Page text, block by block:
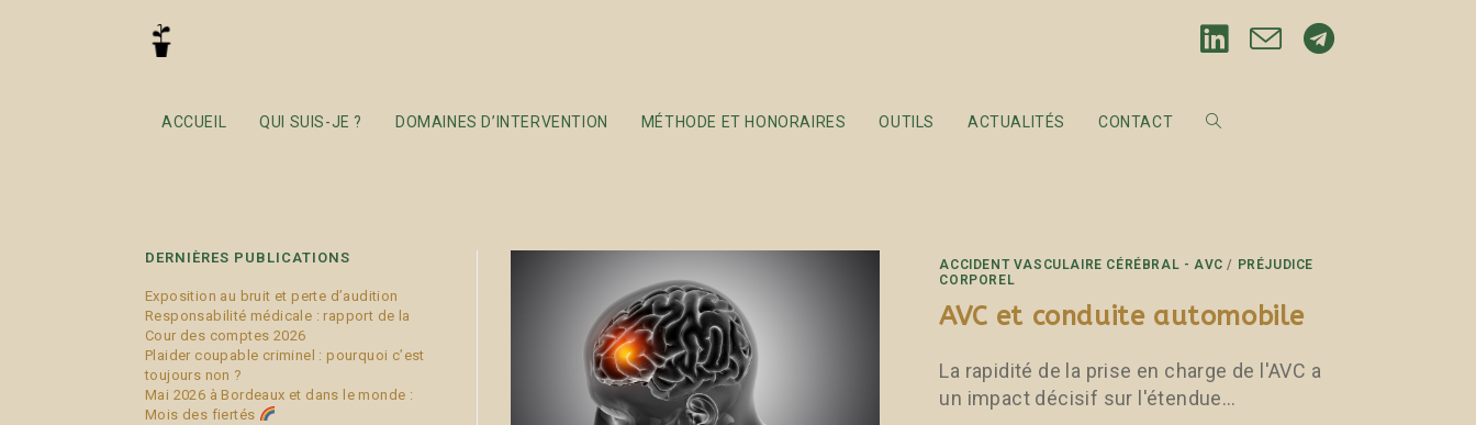
ACCUEIL QUI SUIS-JE ? DOMAINES D’INTERVENTION MÉTHODE ET HONORAIRES OUTILS ACTUALITÉS CONTACT
AVC
DERNIÈRES PUBLICATIONS
Exposition au bruit et perte d’audition
Responsabilité médicale : rapport de la
Cour des comptes 2026
Plaider coupable criminel : pourquoi c’est
toujours non ?
Mai 2026 à Bordeaux et dans le monde :
Mois des fiertés
ACCIDENT VASCULAIRE CÉRÉBRAL - AVC / PRÉJUDICE
CORPOREL
AVC et conduite automobile
La rapidité de la prise en charge de l'AVC a
un impact décisif sur l'étendue…